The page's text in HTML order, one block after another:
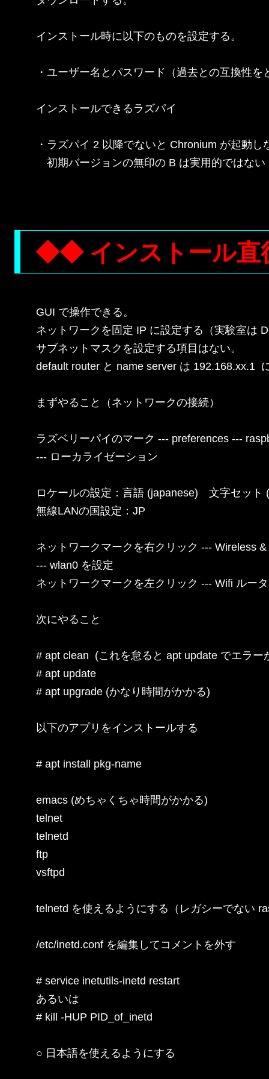
インストール時に以下のものを設定する。
・ユーザー名とパスワード（過去との互換性を
インストールできるラズパイ
・ラズパイ 2 以降でないと Chronium が起動し
初期バージョンの無印の B は実用的ではない
◆◆ インストール
GUI で操作できる。
ネットワークを固定 IP に設定する（実験室は
サブネットマスクを設定する項目はない。
default router と name server は 192.168.xx.1
まずやること（ネットワークの接続）
ラズベリーパイのマーク --- preferences ---
--- ローカライゼーション
ロケールの設定：言語 (japanese)　文字セット
無線LANの国設定：JP
ネットワークマークを右クリック --- Wireless
--- wlan0 を設定
ネットワークマークを左クリック --- Wifi ルー
次にやること
# apt clean  (これを怠ると apt update でエラー
# apt update
# apt upgrade (かなり時間がかかる)
以下のアプリをインストールする
# apt install pkg-name
emacs (めちゃくちゃ時間がかかる)
telnet
telnetd
ftp
vsftpd
telnetd を使えるようにする（レガシーでない
/etc/inetd.conf を編集してコメントを外す
# service inetutils-inetd restart
あるいは
# kill -HUP PID_of_inetd
○ 日本語を使えるようにする